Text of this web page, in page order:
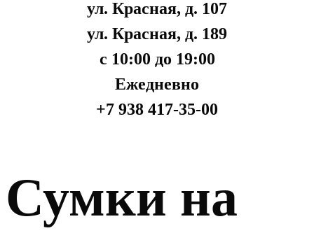
ул. Красная, д. 107
ул. Красная, д. 189
с 10:00 до 19:00
Ежедневно
+7 938 417-35-00
Сумки на